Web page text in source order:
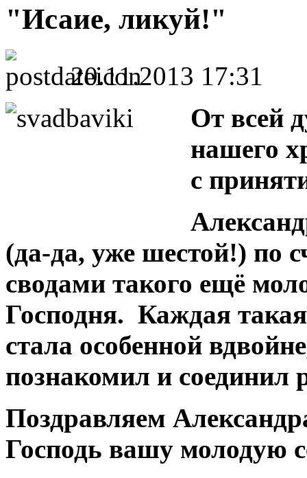
"Исаие, ликуй!"
20.11.2013 17:31
От всей
нашего
с
(да-да, уже шестой!) по
сводами такого ещё
Господня. Каждая
стала особенной
познакомил и соединил
Поздравляем
Господь вашу молодую